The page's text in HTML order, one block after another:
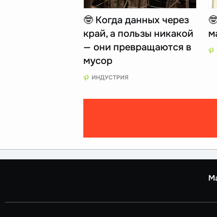
🤓 Когда данных через
край, а пользы никакой
— они превращаются в
мусор
ИНДУСТРИЯ